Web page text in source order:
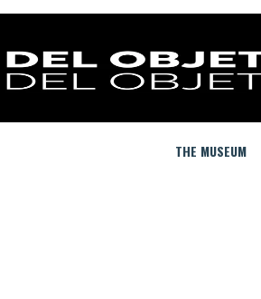
THE MUSEUM